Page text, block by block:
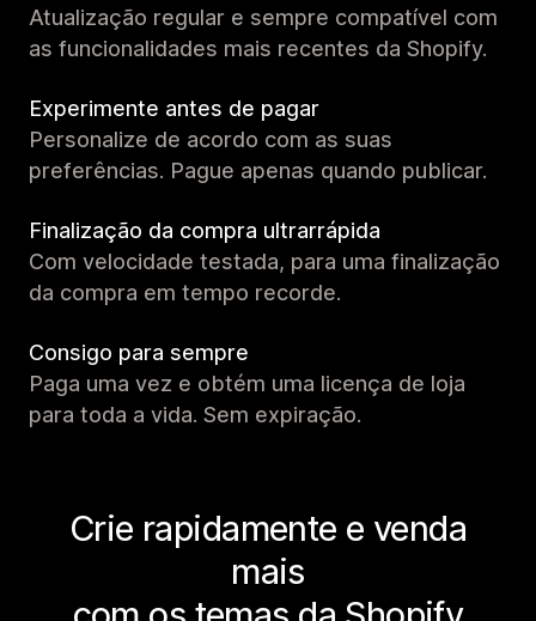
Atualização regular e sempre compatível com
as funcionalidades mais recentes da Shopify.
Experimente antes de pagar
Personalize de acordo com as suas
preferências. Pague apenas quando publicar.
Finalização da compra ultrarrápida
Com velocidade testada, para uma finalização
da compra em tempo recorde.
Consigo para sempre
Paga uma vez e obtém uma licença de loja
para toda a vida. Sem expiração.
Crie rapidamente e venda
mais